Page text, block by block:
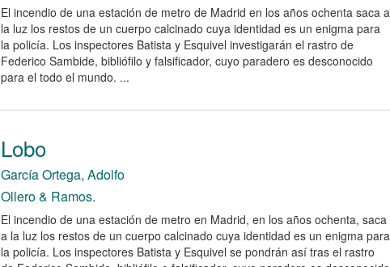
El incendio de una estación de metro de Madrid en los años ochenta saca a
la luz los restos de un cuerpo calcinado cuya identidad es un enigma para
la policía. Los inspectores Batista y Esquivel investigarán el rastro de
Federico Sambide, bibliófilo y falsificador, cuyo paradero es desconocido
para el todo el mundo. ...
Lobo
García Ortega, Adolfo
Ollero & Ramos.
El incendio de una estación de metro en Madrid, en los años ochenta, saca
a la luz los restos de un cuerpo calcinado cuya identidad es un enigma para
la policía. Los inspectores Batista y Esquivel se pondrán así tras el rastro